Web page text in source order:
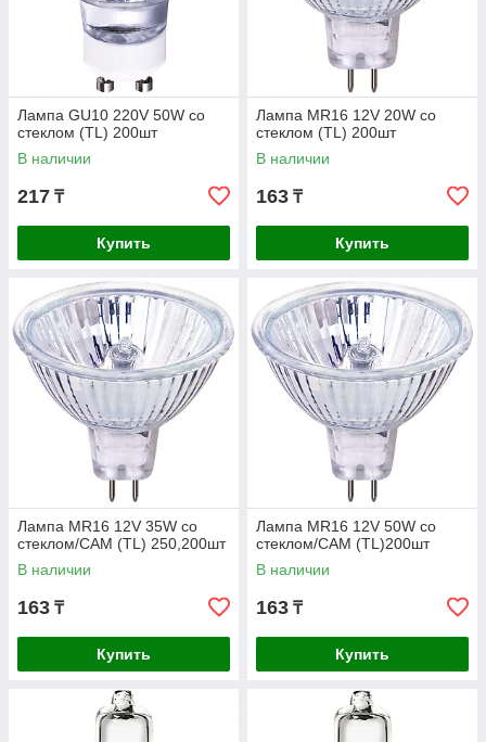
Лампа GU10 220V 50W со
стеклом (TL) 200шт
В наличии
217 ₸
Купить
Лампа MR16 12V 20W со
стеклом (TL) 200шт
В наличии
163 ₸
Купить
Лампа MR16 12V 35W со
стеклом/CAM (TL) 250,200шт
В наличии
163 ₸
Купить
Лампа MR16 12V 50W со
стеклом/CAM (TL)200шт
В наличии
163 ₸
Купить